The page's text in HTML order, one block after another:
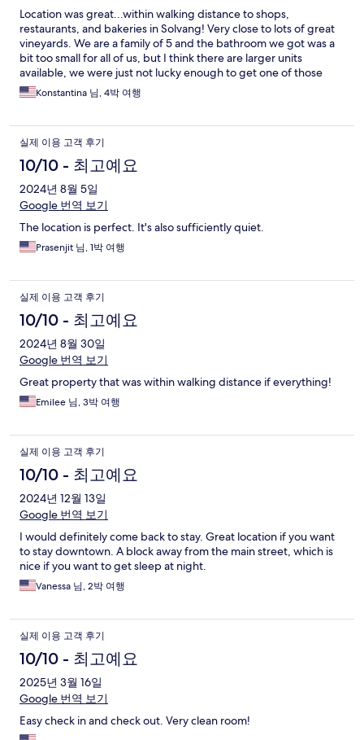
Location was great...within walking distance to shops,
restaurants, and bakeries in Solvang! Very close to lots of great
vineyards. We are a family of 5 and the bathroom we got was a
bit too small for all of us, but I think there are larger units
available, we were just not lucky enough to get one of those
due to availability at the time of booking.
Konstantina 님, 4박 여행
실제 이용 고객 후기
10/10 - 최고예요
2024년 8월 5일
Google 번역 보기
The location is perfect. It's also sufficiently quiet.
Prasenjit 님, 1박 여행
실제 이용 고객 후기
10/10 - 최고예요
2024년 8월 30일
Google 번역 보기
Great property that was within walking distance if everything!
Emilee 님, 3박 여행
실제 이용 고객 후기
10/10 - 최고예요
2024년 12월 13일
Google 번역 보기
I would definitely come back to stay. Great location if you want
to stay downtown. A block away from the main street, which is
nice if you want to get sleep at night.
Vanessa 님, 2박 여행
실제 이용 고객 후기
10/10 - 최고예요
2025년 3월 16일
Google 번역 보기
Easy check in and check out. Very clean room!